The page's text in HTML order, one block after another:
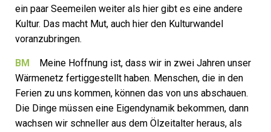
ein paar Seemeilen weiter als hier gibt es eine andere
Kultur. Das macht Mut, auch hier den Kulturwandel
voranzubringen.
BM Meine Hoffnung ist, dass wir in zwei Jahren unser
Wärmenetz fertiggestellt haben. Menschen, die in den
Ferien zu uns kommen, können das von uns abschauen.
Die Dinge müssen eine Eigen­dynamik bekommen, dann
wachsen wir schneller aus dem Ölzeitalter heraus, als